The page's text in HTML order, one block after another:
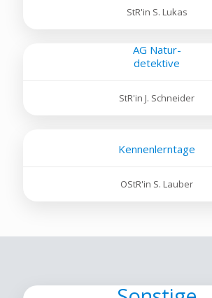
StR'in S. Lukas
AG Natur-
detektive
StR'in J. Schneider
Kennenlerntage
OStR'in S. Lauber